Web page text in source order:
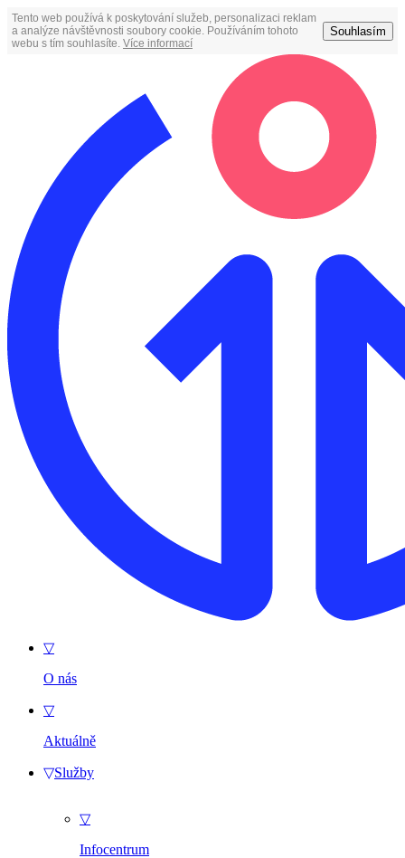
Tento web používá k poskytování služeb, personalizaci reklam
a analýze návštěvnosti soubory cookie. Používáním tohoto
webu s tím souhlasíte. Více informací
Souhlasím
▽
O nás
▽
Aktuálně
▽Služby
▽
Infocentrum